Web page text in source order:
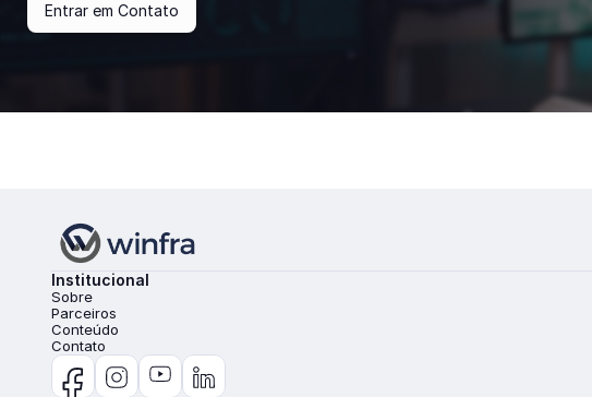
Entrar em Contato
Institucional
Sobre
Parceiros
Conteúdo
Contato